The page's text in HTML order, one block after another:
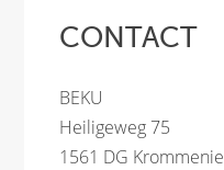
CONTACT
BEKU
Heiligeweg 75
1561 DG Krommenie